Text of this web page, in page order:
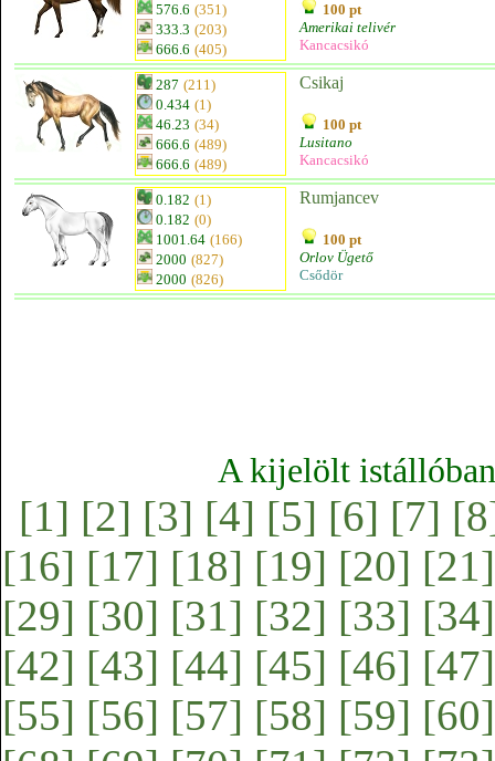
576.6 (351)
333.3 (203)
666.6 (405)
100 pt
Amerikai telivér
Kancacsikó
287 (211)
0.434 (1)
46.23 (34)
666.6 (489)
666.6 (489)
Csikaj
100 pt
Lusitano
Kancacsikó
0.182 (1)
0.182 (0)
1001.64 (166)
2000 (827)
2000 (826)
Rumjancev
100 pt
Orlov Ügető
Csődör
A kijelölt
[1] [2] [3] [4] [5] [6] [7]
[16] [17] [18] [19] [20] [21]
[29] [30] [31] [32] [33] [34]
[42] [43] [44] [45] [46] [47]
[55] [56] [57] [58] [59] [60]